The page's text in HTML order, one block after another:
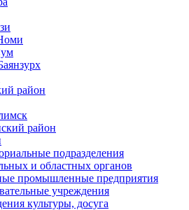
район
район
подразделения
и областных органов
промышленные предприятия
учреждения
культуры, досуга